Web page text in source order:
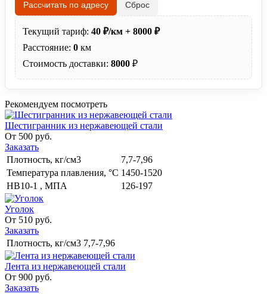
Рассчитать по адресу Сброс
Текущий тариф: 40 ₽/км + 8000 ₽
Расстояние: 0 км
Стоимость доставки: 8000 ₽
Рекомендуем посмотреть
Шестигранник из нержавеющей стали
От 500 руб.
Заказать
Плотность, кг/см3
7,7-7,96
Температура плавления, °С 1450-1520
НВ10-1 , МПА
126-197
Уголок
От 510 руб.
Заказать
Плотность, кг/см3 7,7-7,96
Лента из нержавеющей стали
От 900 руб.
Заказать